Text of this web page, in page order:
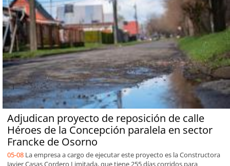
Adjudican proyecto de reposición de calle
Héroes de la Concepción paralela en sector
Francke de Osorno
05-08 La empresa a cargo de ejecutar este proyecto es la Constructora
Javier Casas Cordero Limitada, que tiene 255 días corridos para